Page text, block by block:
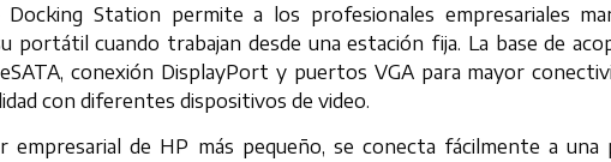
Station permite a los profesionales empresariales
portátil cuando trabajan desde una estación fija. La base de
conexión DisplayPort y puertos VGA para mayor
con diferentes dispositivos de video.
empresarial de HP más pequeño, se conecta fácilmente a